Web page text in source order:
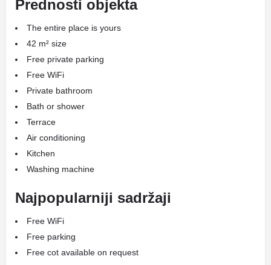
Prednosti objekta
The entire place is yours
42 m² size
Free private parking
Free WiFi
Private bathroom
Bath or shower
Terrace
Air conditioning
Kitchen
Washing machine
Najpopularniji sadržaji
Free WiFi
Free parking
Free cot available on request